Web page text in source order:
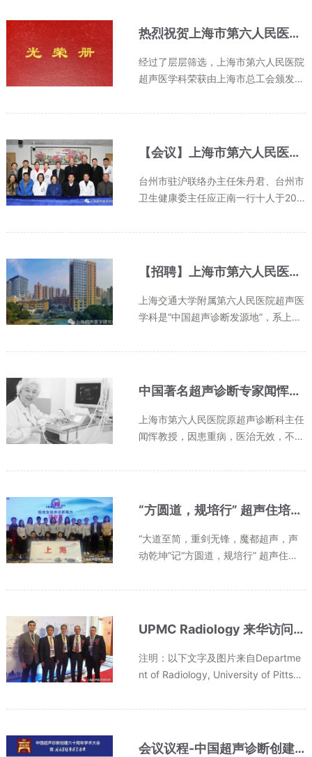
项目重点专项要求，并积极为县域水
平...
热烈祝贺上海市第六人民医院超声医学科荣获2019年“上海市工人先锋号”称号
经过了层层筛选，上海市第六人民医院
超声医学科荣获由上海市总工会颁发的
听取了市发改委、市卫健委、市审计
大队等相关部门的意见，经过市总工...
【会议】上海市第六人民医院、台州市卫健委、上海超声医学研究所 超声拟战略合作沟通会
台州市驻沪联络办主任朱丹君、台州市
卫生健康委主任应正南一行十人于201
院及上海超声医学研究所，上海市第六
科主任、上海超声医学研究所所长胡...
【招聘】上海市第六人民医院超声医学科/上海超声医学研究所博士后招聘
上海交通大学附属第六人民医院超声医
学科是“中国超声诊断发源地”，系上海
科、上海市超声医学培训中心和国家住
上海超声医学研究所及上海交通大...中国著名超声诊断专家闻恽教授逝世
上海市第六人民医院原超声诊断科主任
闻恽教授，因患重病，医治无效，不幸
长岛Excel at Woodbury逝世，享年83
声诊断科教授，超声医学科顾问，主...
“方圆道，规培行” 超声住培骨干师资培训杭州站上海代表队
“大道至简，重剑无锋，魔都超声，声
动乾坤”记“方圆道，规培行” 超声住培
推动全国住院医师规范化培训超声医学
8 年 11 月 30 日-12 月 1 日，由...
UPMC Radiology 来华访问上海市第六人民医院及上海超声医学研究所
注明：以下文字及图片来自Departme
nt of Radiology, University of Pittsbu
文可获取原文At the end of Septemb
ndrew Cordle (Musculoskelet...
会议议程-中国超声诊断创建60周年学术大会暨周永昌超声医学讲坛